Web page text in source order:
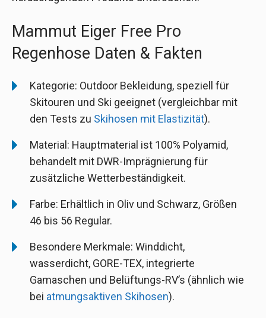
Mammut Eiger Free Pro
Regenhose Daten & Fakten
Kategorie: Outdoor Bekleidung, speziell für
Skitouren und Ski geeignet (vergleichbar mit
den Tests zu Skihosen mit Elastizität).
Material: Hauptmaterial ist 100% Polyamid,
behandelt mit DWR-Imprägnierung für
zusätzliche Wetterbeständigkeit.
Farbe: Erhältlich in Oliv und Schwarz, Größen
46 bis 56 Regular.
Besondere Merkmale: Winddicht,
wasserdicht, GORE-TEX, integrierte
Gamaschen und Belüftungs-RV’s (ähnlich wie
bei atmungsaktiven Skihosen).